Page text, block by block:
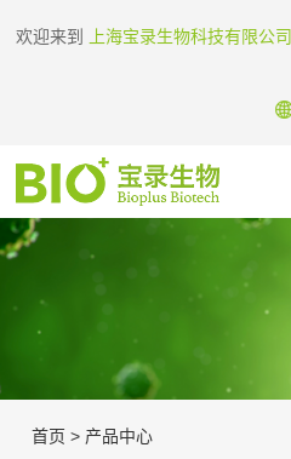
欢迎来到 上海宝录生物科技有限公司
首页 > 产品中心